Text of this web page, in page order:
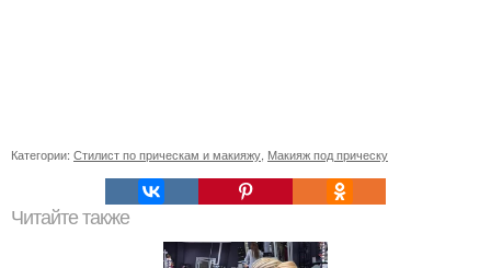
Категории: Стилист по прическам и макияжу, Макияж под прическу
Читайте также